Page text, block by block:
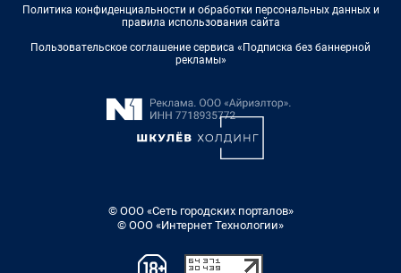
Политика конфиденциальности и обработки персональных данных и
правила использования сайта
Пользовательское соглашение сервиса «Подписка без баннерной
рекламы»
© ООО «Сеть городских порталов»
© ООО «Интернет Технологии»